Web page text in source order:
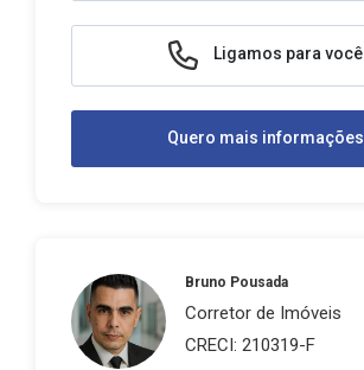
Ligamos para você
Quero mais informações
Bruno Pousada
Corretor de Imóveis
CRECI: 210319-F